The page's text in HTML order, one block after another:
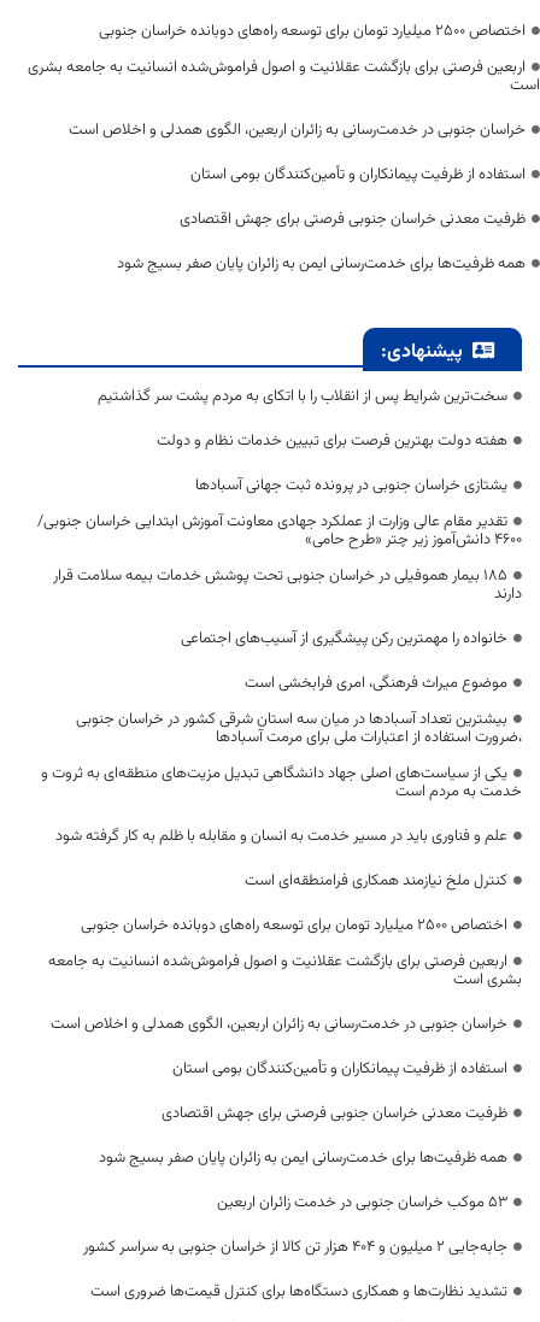
اختصاص 2500 میلیارد تومان برای توسعه راه‌های دوبانده خراسان جنوبی
اربعین فرصتی برای بازگشت عقلانیت و اصول فراموش‌شده انسانیت به جامعه بشری
است
خراسان جنوبی در خدمت‌رسانی به زائران اربعین، الگوی همدلی و اخلاص است
استفاده از ظرفیت پیمانکاران و تأمین‌کنندگان بومی استان
ظرفیت معدنی خراسان جنوبی فرصتی برای جهش اقتصادی
همه ظرفیت‌ها برای خدمت‌رسانی ایمن به زائران پایان صفر بسیج شود
پیشنهادی:
سخت‌ترین شرایط پس از انقلاب را با اتکای به مردم پشت سر گذاشتیم
هفته دولت بهترین فرصت برای تبیین خدمات نظام و دولت
یشتازی خراسان جنوبی در پرونده ثبت جهانی آسبادها
تقدیر مقام عالی وزارت از عملکرد جهادی معاونت آموزش ابتدایی خراسان جنوبی/
۴۶۰۰ دانش‌آموز زیر چتر «طرح حامی»
۱۸۵ بیمار هموفیلی در خراسان جنوبی تحت پوشش خدمات بیمه سلامت قرار
دارند
خانواده را مهمترین رکن پیشگیری از آسیب‌های اجتماعی
موضوع میراث فرهنگی، امری فرابخشی است
بیشترین تعداد آسبادها در میان سه استان شرقی کشور در خراسان جنوبی
،ضرورت استفاده از اعتبارات ملی برای مرمت آسبادها
یکی از سیاست‌های اصلی جهاد دانشگاهی تبدیل مزیت‌های منطقه‌ای به ثروت و
خدمت به مردم است
علم و فناوری باید در مسیر خدمت به انسان و مقابله با ظلم به کار گرفته شود
کنترل ملخ نیازمند همکاری فرامنطقه‌ای است
اختصاص 2500 میلیارد تومان برای توسعه راه‌های دوبانده خراسان جنوبی
اربعین فرصتی برای بازگشت عقلانیت و اصول فراموش‌شده انسانیت به جامعه
بشری است
خراسان جنوبی در خدمت‌رسانی به زائران اربعین، الگوی همدلی و اخلاص است
استفاده از ظرفیت پیمانکاران و تأمین‌کنندگان بومی استان
ظرفیت معدنی خراسان جنوبی فرصتی برای جهش اقتصادی
همه ظرفیت‌ها برای خدمت‌رسانی ایمن به زائران پایان صفر بسیج شود
53 موکب خراسان جنوبی در خدمت زائران اربعین
جابه‌جایی 2 میلیون و 404 هزار تن کالا از خراسان جنوبی به سراسر کشور
تشدید نظارت‌ها و همکاری دستگاه‌ها برای کنترل قیمت‌ها ضروری است